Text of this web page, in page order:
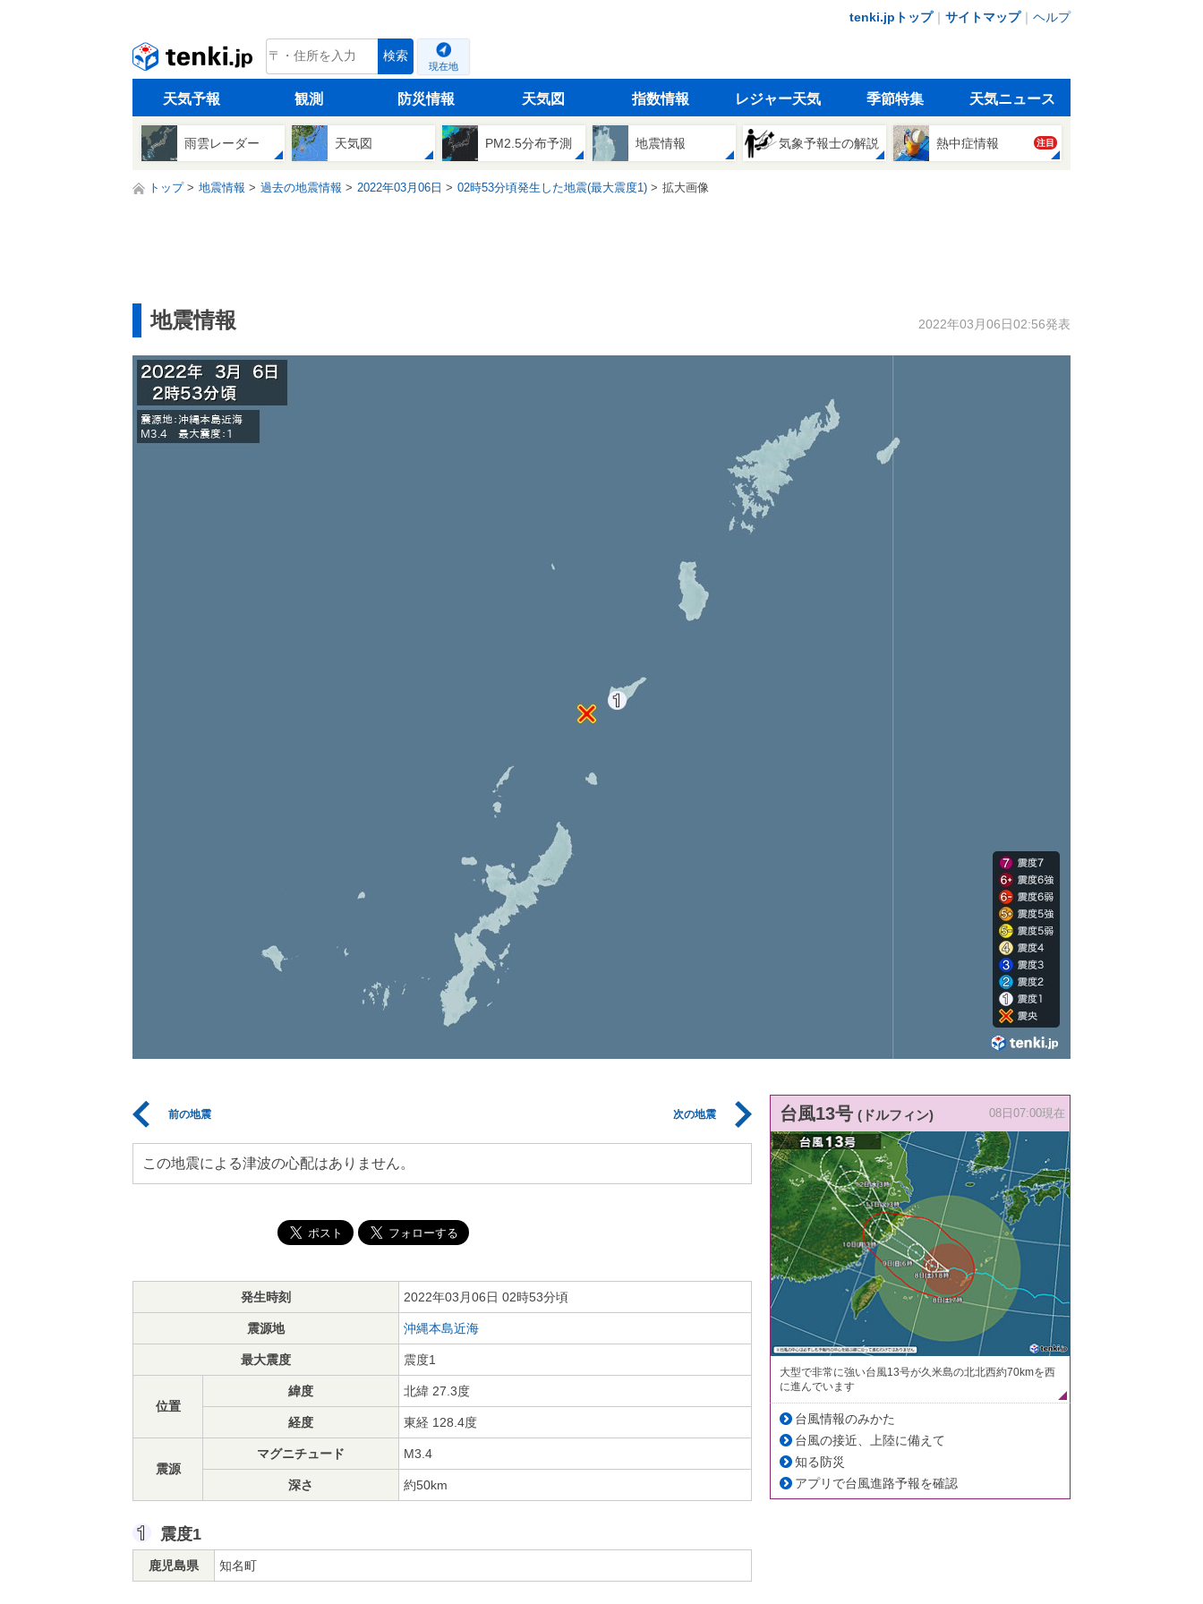
tenki.jpトップ｜ サイトマップ｜ ヘルプ
tenki.jp 検索
現在地
天気予報 観測 防災情報 天気図 指数情報 レジャー天気 季節特集 天気ニュース
雨雲レーダー 天気図 PM2.5分布予測 地震情報 気象予報士の解説 熱中症情報 注目
トップ 地震情報 過去の地震情報 2022年03月06日 02時53分頃発生した地震(最大震度1) 拡大画像
地震情報 2022年03月06日02:56発表
前の地震 次の地震
この地震による津波の心配はありません。
発生時刻 2022年03月06日 02時53分頃
震源地 沖縄本島近海
最大震度 震度1
位置
緯度 北緯 27.3度
経度 東経 128.4度
震源
マグニチュード M3.4
深さ 約50km
震度1
鹿児島県 知名町
台風13号 (ドルフィン) 08日07:00現在
大型で非常に強い台風13号が久米島の北北西約70kmを西
に進んでいます
台風情報のみかた
台風の接近、上陸に備えて
知る防災
アプリで台風進路予報を確認